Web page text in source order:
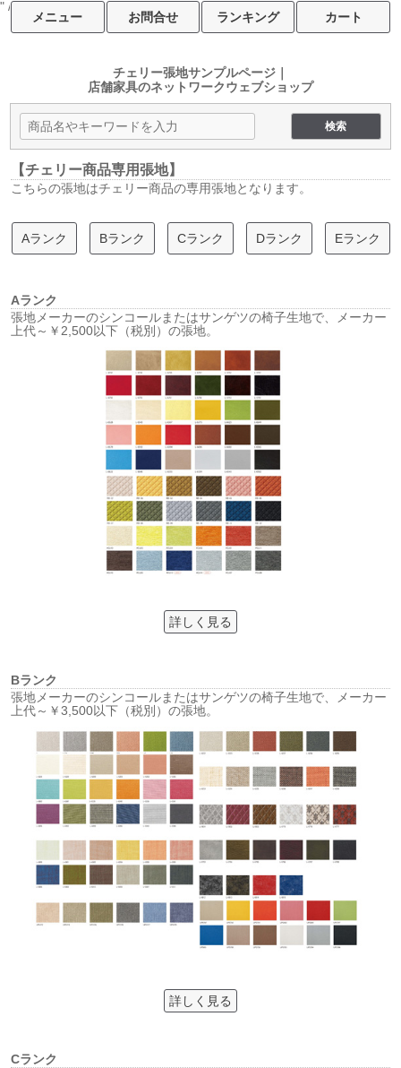
" />
メニュー お問合せ ランキング カート
チェリー張地サンプルページ｜
店舗家具のネットワークウェブショップ
【チェリー商品専用張地】
こちらの張地はチェリー商品の専用張地となります。
Aランク Bランク Cランク Dランク Eランク
Aランク
張地メーカーのシンコールまたはサンゲツの椅子生地で、メーカー
上代～￥2,500以下（税別）の張地。
詳しく見る
Bランク
張地メーカーのシンコールまたはサンゲツの椅子生地で、メーカー
上代～￥3,500以下（税別）の張地。
詳しく見る
Cランク